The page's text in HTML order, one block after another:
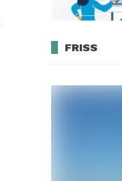
FRISS